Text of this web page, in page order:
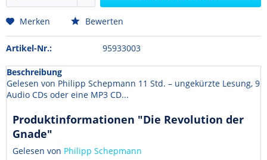
Merken Bewerten
Artikel-Nr.: 95933003
Beschreibung
Gelesen von Philipp Schepmann 11 Std. – ungekürzte Lesung, 9
Audio CDs oder eine MP3 CD...
Produktinformationen "Die Revolution der
Gnade"
Gelesen von Philipp Schepmann